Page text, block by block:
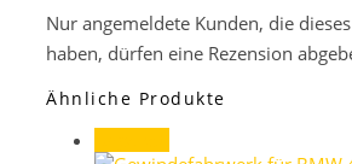
Nur angemeldete Kunden, die
haben, dürfen eine Rezension
Ähnliche Produkte